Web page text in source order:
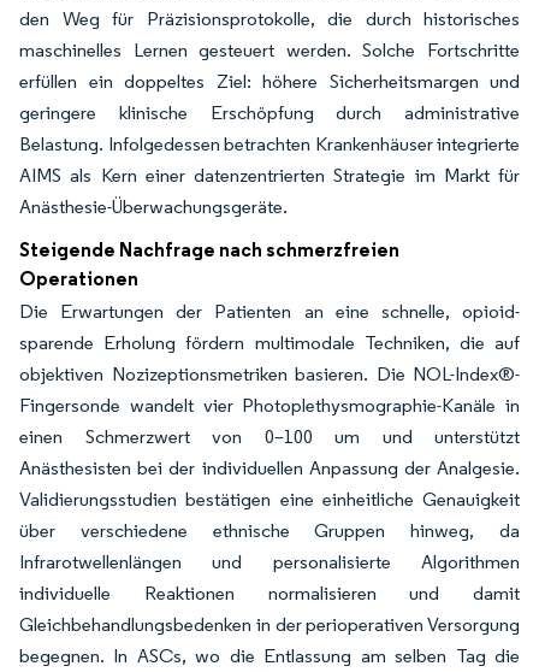
den Weg für Präzisionsprotokolle, die durch historisches
maschinelles Lernen gesteuert werden. Solche Fortschritte
erfüllen ein doppeltes Ziel: höhere Sicherheitsmargen und
geringere klinische Erschöpfung durch administrative
Belastung. Infolgedessen betrachten Krankenhäuser integrierte
AIMS als Kern einer datenzentrierten Strategie im Markt für
Anästhesie-Überwachungsgeräte.
Steigende Nachfrage nach schmerzfreien
Operationen
Die Erwartungen der Patienten an eine schnelle, opioid-
sparende Erholung fördern multimodale Techniken, die auf
objektiven Nozizeptionsmetriken basieren. Die NOL-Index®-
Fingersonde wandelt vier Photoplethysmographie-Kanäle in
einen Schmerzwert von 0–100 um und unterstützt
Anästhesisten bei der individuellen Anpassung der Analgesie.
Validierungsstudien bestätigen eine einheitliche Genauigkeit
über verschiedene ethnische Gruppen hinweg, da
Infrarotwellenlängen und personalisierte Algorithmen
individuelle Reaktionen normalisieren und damit
Gleichbehandlungsbedenken in der perioperativen Versorgung
begegnen. In ASCs, wo die Entlassung am selben Tag die